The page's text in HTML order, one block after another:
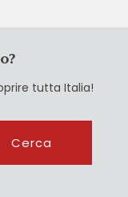
tutta Italia!
Cerca